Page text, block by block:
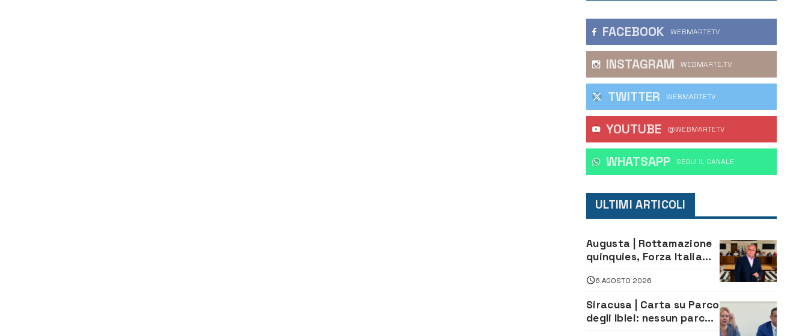
FACEBOOK WEBMARTETV
INSTAGRAM WEBMARTE.TV
TWITTER WEBMARTETV
YOUTUBE @WEBMARTETV
WHATSAPP ‎SEGUI IL CANALE
ULTIMI ARTICOLI
Augusta | Rottamazione
quinquies, Forza Italia
«La proposta è nostra»
6 AGOSTO 2026
Siracusa | Carta su Parco
degli Iblei: nessun parco